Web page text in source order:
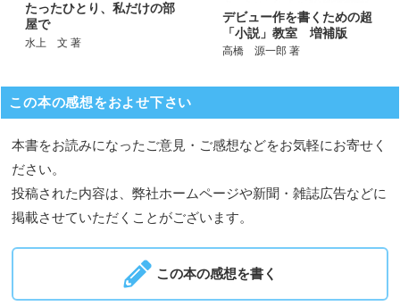
たったひとり、私だけの部
屋で
水上 文 著
デビュー作を書くための超
「小説」教室 増補版
高橋 源一郎 著
この本の感想をおよせ下さい
本書をお読みになったご意見・ご感想などをお気軽にお寄せく
ださい。
投稿された内容は、弊社ホームページや新聞・雑誌広告などに
掲載させていただくことがございます。
この本の感想を書く